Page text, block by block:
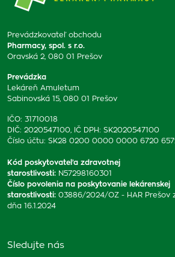
Prevádzkovateľ obchodu
Pharmacy, spol. s r.o.
Oravská 2, 080 01 Prešov
Prevádzka
Lekáreň Amuletum
Sabinovská 15, 080 01 Prešov
IČO: 31710018
DIČ: 2020547100, IČ DPH: SK2020547100
Číslo účtu: SK28 0200 0000 0000 6720
Kód poskytovateľa zdravotnej
starostlivosti: N57298160301
Číslo povolenia na poskytovanie lekárenskej
starostlivosti: 03886/2024/OZ - HAR Prešov
dňa 16.1.2024
Sledujte nás